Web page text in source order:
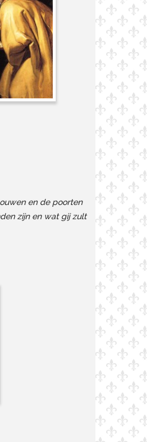
en de poorten
zijn en wat gij zult